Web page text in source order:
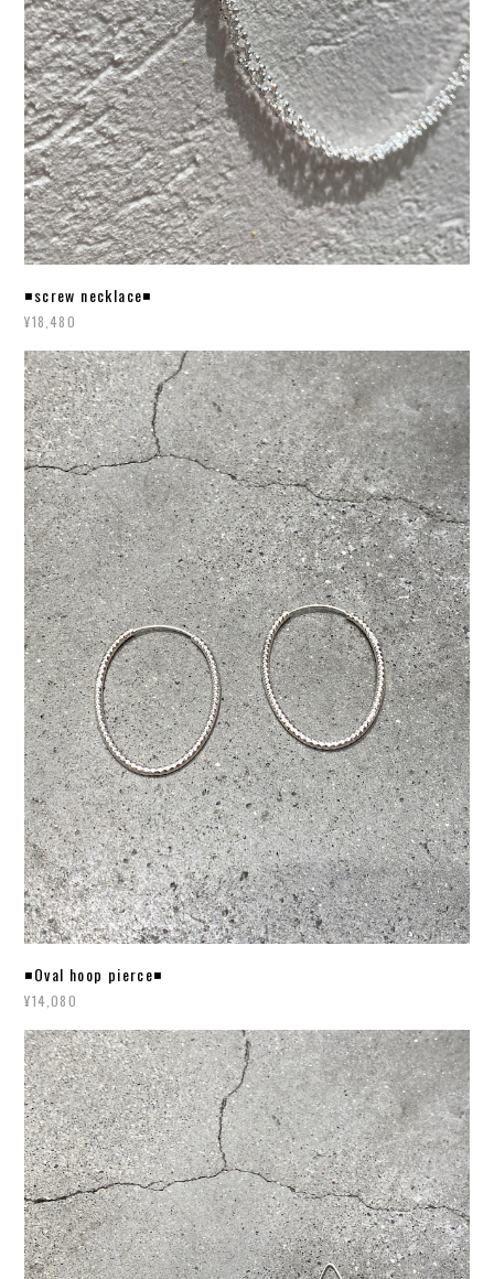
◾️screw necklace◾️
¥18,480
◾️Oval hoop pierce◾️
¥14,080